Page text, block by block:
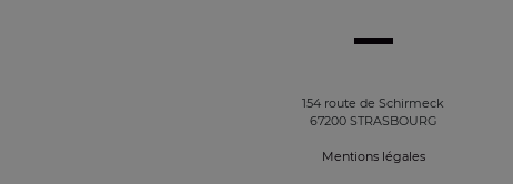
154 route de Schirmeck
67200 STRASBOURG
Mentions légales